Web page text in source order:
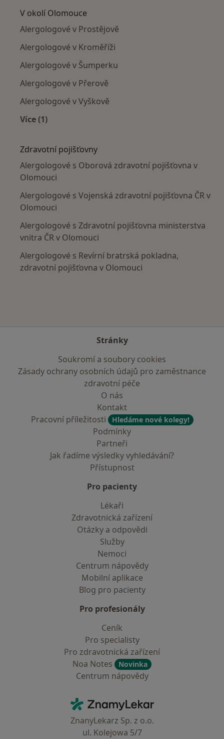
V okolí Olomouce
Alergologové v Prostějově
Alergologové v Kroměříži
Alergologové v Šumperku
Alergologové v Přerově
Alergologové v Vyškově
Více (1)
Zdravotní pojišťovny
Alergologové s Oborová zdravotní pojišťovna v
Olomouci
Alergologové s Vojenská zdravotní pojišťovna ČR v
Olomouci
Alergologové s Zdravotní pojišťovna ministerstva
vnitra ČR v Olomouci
Alergologové s Revírní bratrská pokladna,
zdravotní pojišťovna v Olomouci
Stránky
Soukromí a soubory cookies
Zásady ochrany osobních údajů pro zaměstnance
zdravotní péče
O nás
Kontakt
Pracovní příležitosti
Hledáme nové kolegy!
Podmínky
Partneři
Jak řadíme výsledky vyhledávání?
Přístupnost
Pro pacienty
Lékaři
Zdravotnická zařízení
Otázky a odpovědi
Služby
Nemoci
Centrum nápovědy
Mobilní aplikace
Blog pro pacienty
Pro profesionály
Ceník
Pro specialisty
Pro zdravotnická zařízení
Noa Notes
Novinka
Centrum nápovědy
ZnamyLekar - Hlavní stránka
ZnanyLekarz Sp. z o.o.
ul. Kolejowa 5/7